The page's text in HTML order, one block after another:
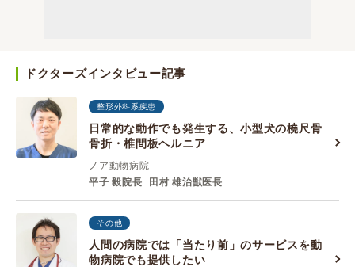
ドクターズインタビュー記事
整形外科系疾患
日常的な動作でも発生する、小型犬の橈尺骨
骨折・椎間板ヘルニア
ノア動物病院
平子 毅院長
田村 雄治獣医長
その他
人間の病院では「当たり前」のサービスを動
物病院でも提供したい